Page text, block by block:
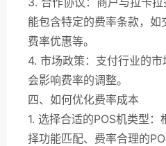
能包含特定的费率条款，
费率优惠等。
4. 市场政策：支付行业的
会影响费率的调整。
四、如何优化费率成本
1. 选择合适的POS机类型
择功能匹配、费率合理的